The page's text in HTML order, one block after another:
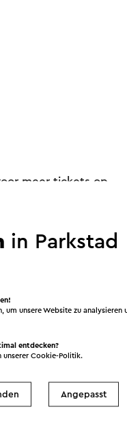
meer tickets op
in Parkstad
um unsere Website zu analysieren
entdecken?
unserer Cookie-Politik.
Angepasst